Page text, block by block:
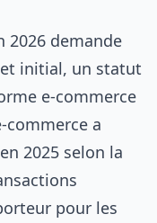
2026 demande
initial, un statut
e-commerce
commerce a
2025 selon la
pour les